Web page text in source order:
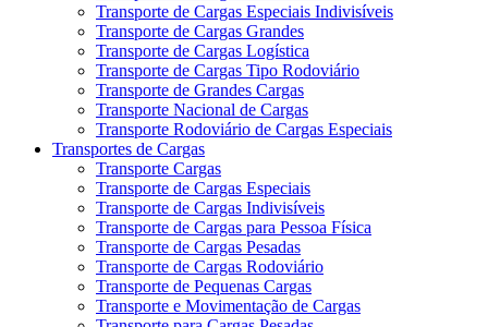
Transporte de Cargas Especiais Indivisíveis
Transporte de Cargas Grandes
Transporte de Cargas Logística
Transporte de Cargas Tipo Rodoviário
Transporte de Grandes Cargas
Transporte Nacional de Cargas
Transporte Rodoviário de Cargas Especiais
Transportes de Cargas
Transporte Cargas
Transporte de Cargas Especiais
Transporte de Cargas Indivisíveis
Transporte de Cargas para Pessoa Física
Transporte de Cargas Pesadas
Transporte de Cargas Rodoviário
Transporte de Pequenas Cargas
Transporte e Movimentação de Cargas